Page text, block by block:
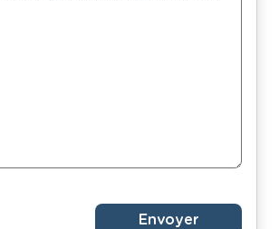
Envoyer